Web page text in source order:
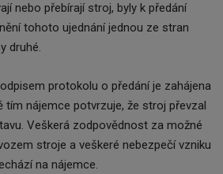
nebo přebírají stroj, byly k předání
tohoto ujednání jednou ze stran
druhé.
protokolu o předání je zahájena
tím nájemce potvrzuje, že stroj převzal
Veškerá zodpovědnost za možné
stroje a veškeré nebezpečí vzniku
na nájemce.